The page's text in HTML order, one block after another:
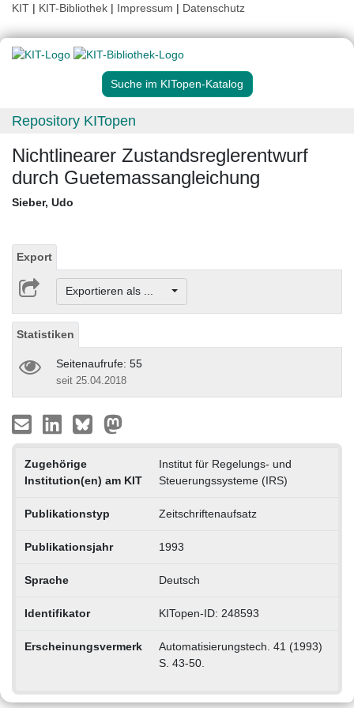
KIT | KIT-Bibliothek | Impressum | Datenschutz
Suche im KITopen-Katalog
Repository KITopen
Nichtlinearer Zustandsreglerentwurf
durch Guetemassangleichung
Sieber, Udo
Export
Exportieren als ...
Statistiken
Seitenaufrufe: 55
seit 25.04.2018
Zugehörige
Institution(en) am KIT
Institut für Regelungs- und
Steuerungssysteme (IRS)
Publikationstyp Zeitschriftenaufsatz
Publikationsjahr 1993
Sprache Deutsch
Identifikator KITopen-ID: 248593
Erscheinungsvermerk
Automatisierungstech. 41 (1993)
S. 43-50.